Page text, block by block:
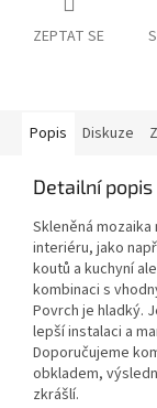
ZEPTAT SE
Popis Diskuze
Detailní
Skleněná
interiéru, jako
koutů a kuchyní
kombinaci s
Povrch je hladký.
lepší instalaci a
Doporučujeme
obkladem,
zkrášlí.